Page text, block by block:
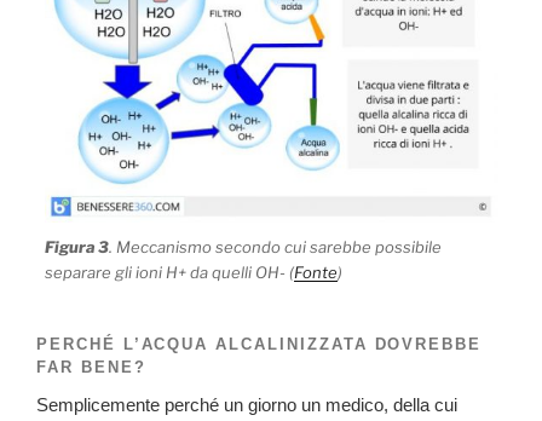
Figura 3. Meccanismo secondo cui sarebbe possibile
separare gli ioni H+ da quelli OH- (Fonte)
PERCHÉ L’ACQUA ALCALINIZZATA DOVREBBE
FAR BENE?
Semplicemente perché un giorno un medico, della cui